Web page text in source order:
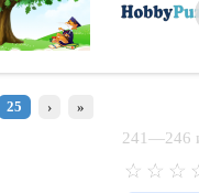
25 › »
241—246